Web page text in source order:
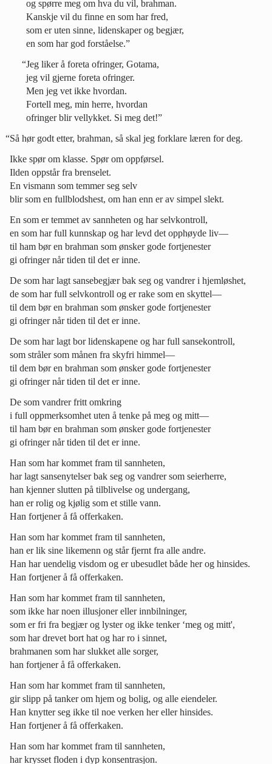
og spørre meg om hva du vil, brahman.
Kanskje vil du finne en som har fred,
som er uten sinne, lidenskaper og begjær,
en som har god forståelse.”
“Jeg liker å foreta ofringer, Gotama,
jeg vil gjerne foreta ofringer.
Men jeg vet ikke hvordan.
Fortell meg, min herre, hvordan
ofringer blir vellykket. Si meg det!”
“Så hør godt etter, brahman, så skal jeg forklare læren for deg.
Ikke spør om klasse. Spør om oppførsel.
Ilden oppstår fra brenselet.
En vismann som temmer seg selv
blir som en fullblodshest, om han enn er av simpel slekt.
En som er temmet av sannheten og har selvkontroll,
en som har full kunnskap og har levd det opphøyde liv—
til ham bør en brahman som ønsker gode fortjenester
gi ofringer når tiden til det er inne.
De som har lagt sansebegjær bak seg og vandrer i hjemløshet,
de som har full selvkontroll og er rake som en skyttel—
til dem bør en brahman som ønsker gode fortjenester
gi ofringer når tiden til det er inne.
De som har lagt bor lidenskapene og har full sansekontroll,
som stråler som månen fra skyfri himmel—
til dem bør en brahman som ønsker gode fortjenester
gi ofringer når tiden til det er inne.
De som vandrer fritt omkring
i full oppmerksomhet uten å tenke på meg og mitt—
til ham bør en brahman som ønsker gode fortjenester
gi ofringer når tiden til det er inne.
Han som har kommet fram til sannheten,
har lagt sansenytelser bak seg og vandrer som seierherre,
han kjenner slutten på tilblivelse og undergang,
han er rolig og kjølig som et stille vann.
Han fortjener å få offerkaken.
Han som har kommet fram til sannheten,
han er lik sine likemenn og står fjernt fra alle andre.
Han har uendelig visdom og er ubesudlet både her og hinsides.
Han fortjener å få offerkaken.
Han som har kommet fram til sannheten,
som ikke har noen illusjoner eller innbilninger,
som er fri fra begjær og lyster og ikke tenker ‘meg og mitt',
som har drevet bort hat og har ro i sinnet,
brahmanen som har slukket alle sorger,
han fortjener å få offerkaken.
Han som har kommet fram til sannheten,
gir slipp på tanker om hjem og bolig, og alle eiendeler.
Han knytter seg ikke til noe verken her eller hinsides.
Han fortjener å få offerkaken.
Han som har kommet fram til sannheten,
har krysset floden i dyp konsentrasjon.